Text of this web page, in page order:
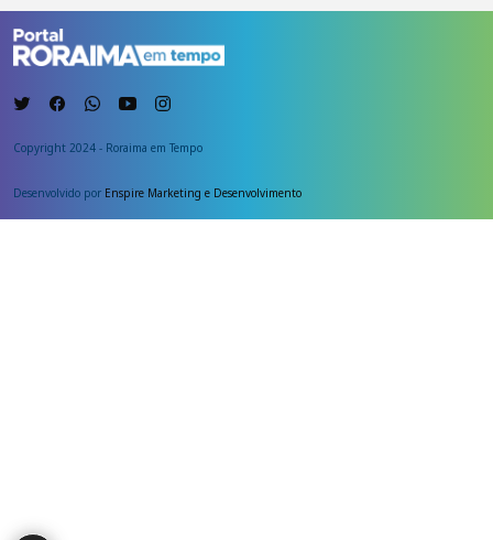
Copyright 2024 - Roraima em Tempo
Desenvolvido por Enspire Marketing e Desenvolvimento